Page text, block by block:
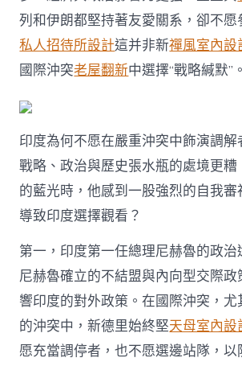
列和伊朗都堅持著友愛關系，卻不愿
私人招待所設計這并非新禪風室內設
國際沖突老屋翻新中選擇“戰略緘默”。
印度為何不愿在嚴重沖突中飾演調
戰略、政治與歷史張水瓶的處境更
的藍光時，他感到一股強烈的自我審
導致印度選擇觀看？
第一，印度第一任總理尼赫魯的政治
尼赫魯確立的不結盟與內向型交際
響印度的對外政策。在國際沖突，尤
的沖突中，新德里始終堅天母室內設
愿充當調停者，也不愿選邊站隊，